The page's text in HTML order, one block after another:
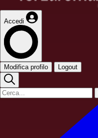
Accedi
Modifica profilo Logout